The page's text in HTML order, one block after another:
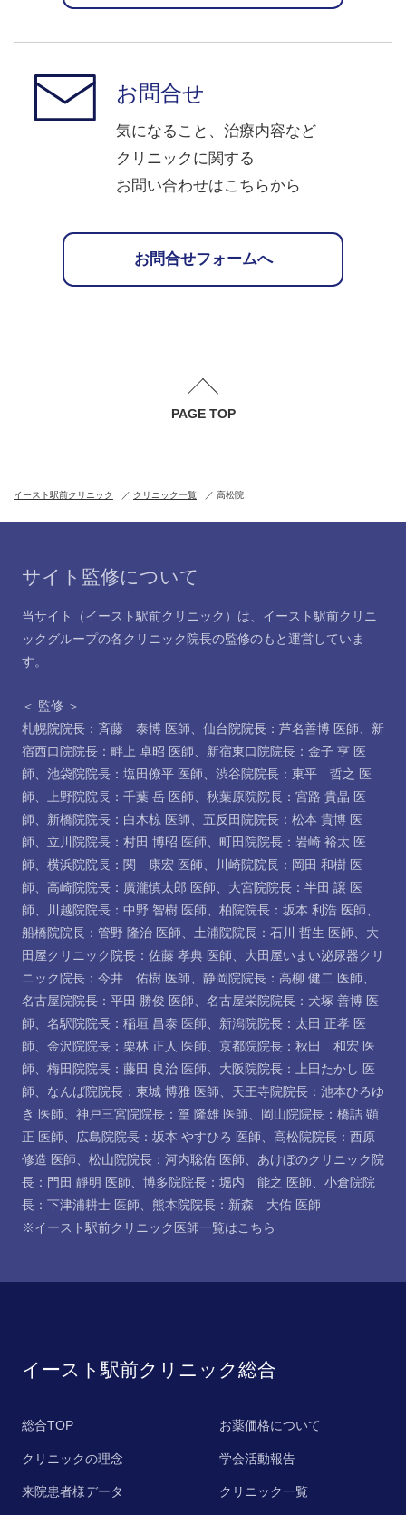
お問合せ
気になること、治療内容など
クリニックに関する
お問い合わせはこちらから
お問合せフォームへ
PAGE TOP
イースト駅前クリニック クリニック一覧 高松院
サイト監修について
当サイト（イースト駅前クリニック）は、イースト駅前クリニ
ックグループの各クリニック院長の監修のもと運営していま
す。
＜ 監修 ＞
札幌院院長：斉藤 泰博 医師
仙台院院長：芦名善博 医師
新
宿西口院院長：畔上 卓昭 医師
新宿東口院院長：金子 亨 医
師
池袋院院長：塩田僚平 医師
渋谷院院長：東平 哲之 医
師
上野院院長：千葉 岳 医師
秋葉原院院長：宮路 貴晶 医
師
新橋院院長：白木椋 医師
五反田院院長：松本 貴博 医
師
立川院院長：村田 博昭 医師
町田院院長：岩崎 裕太 医
師
横浜院院長：関 康宏 医師
川崎院院長：岡田 和樹 医
師
高崎院院長：廣瀧慎太郎 医師
大宮院院長：半田 譲 医
師
川越院院長：中野 智樹 医師 柏院院長：坂本 利浩 医師
船橋院院長：管野 隆治 医師
土浦院院長：石川 哲生 医師
大
田屋クリニック院長：佐藤 孝典 医師
大田屋いまい泌尿器クリ
ニック院長：今井 佑樹 医師
静岡院院長：高柳 健二 医師
名古屋院院長：平田 勝俊 医師
名古屋栄院院長：犬塚 善博 医
師
名駅院院長：稲垣 昌泰 医師
新潟院院長：太田 正孝 医
師
金沢院院長：栗林 正人 医師
京都院院長：秋田 和宏 医
師
梅田院院長：藤田 良治 医師
大阪院院長：上田たかし 医
師
なんば院院長：東城 博雅 医師
天王寺院院長：池本ひろゆ
き 医師
神戸三宮院院長：篁 隆雄 医師
岡山院院長：橋詰 顕
正 医師
広島院院長：坂本 やすひろ 医師
高松院院長：西原
修造 医師
松山院院長：河内聡佑 医師
あけぼのクリニック院
長：門田 靜明 医師
博多院院長：堀内 能之 医師
小倉院院
長：下津浦耕士 医師
熊本院院長：新森 大佑 医師
※イースト駅前クリニック医師一覧はこちら
イースト駅前クリニック総合
総合TOP お薬価格について
クリニックの理念 学会活動報告
来院患者様データ クリニック一覧